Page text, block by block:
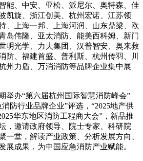
能、中安、亚松、派尼尔、奥特森、佳
凯旋、浙江创美、杭州宏诺、江苏领
、上海一邦、上海河润、山东鼎梁、欧
岛伟隆、亚太消防、能美西科姆、新门
明光学、力夫集团、汉普智安、奥来救
防、福建首盛、普利斯、杭州传羽、川
州力盾、万消消防等品牌企业集中展
办“第六届杭州国际智慧消防峰会”
消防行业品牌企业”评选，“2025地产供
华东地区消防工程商大会”，新品推
，邀请政府领导、院士专家、科研院
一堂，解读产业政策、分析发展方向、
展成果，为中国应急消防产业赋能。